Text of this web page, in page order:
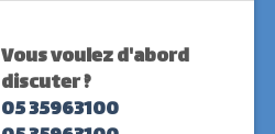
Vous voulez d'abord
discuter ?
05 35963100